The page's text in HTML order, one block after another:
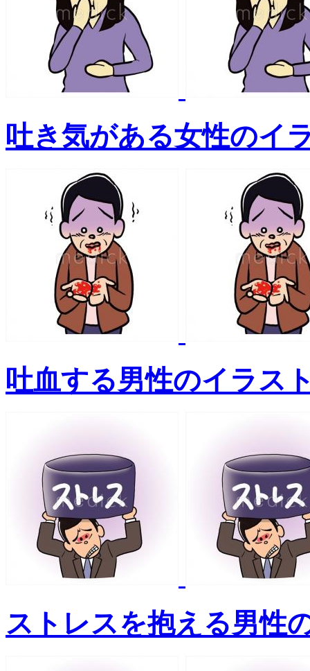
吐き気がある女性のイ
吐血する男性のイラス
ストレスを抱える男性